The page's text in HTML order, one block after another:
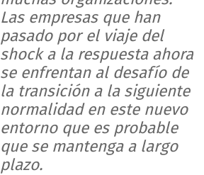
Las empresas que han
pasado por el viaje del
shock a la respuesta ahora
se enfrentan al desafío de
la transición a la siguiente
normalidad en este nuevo
entorno que es probable
que se mantenga a largo
plazo.